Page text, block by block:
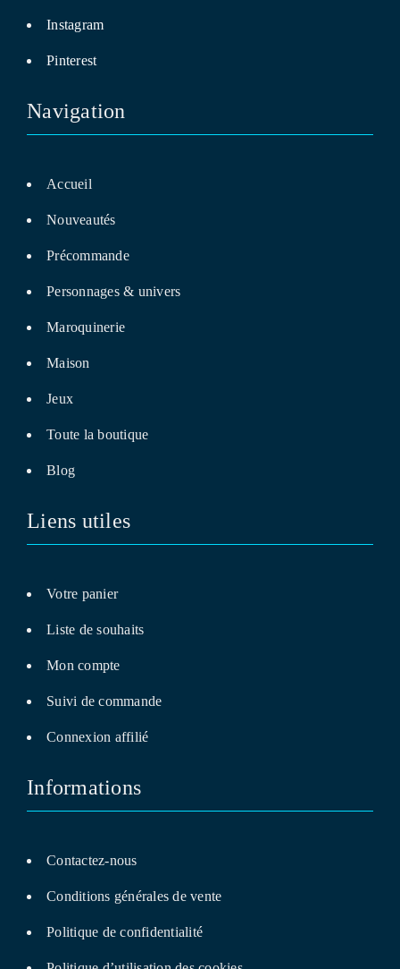
Instagram
Pinterest
Navigation
Accueil
Nouveautés
Précommande
Personnages & univers
Maroquinerie
Maison
Jeux
Toute la boutique
Blog
Liens utiles
Votre panier
Liste de souhaits
Mon compte
Suivi de commande
Connexion affilié
Informations
Contactez-nous
Conditions générales de vente
Politique de confidentialité